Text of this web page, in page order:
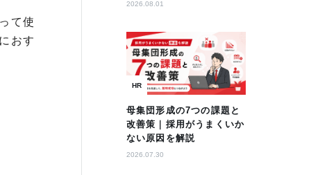
て使
おす
2026.08.01
HR
母集団形成の7つの課題と
改善策｜採用がうまくいか
ない原因を解説
2026.07.30